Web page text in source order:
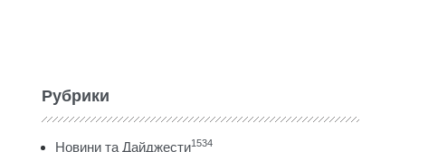
Рубрики
Новини та Дайджести1534